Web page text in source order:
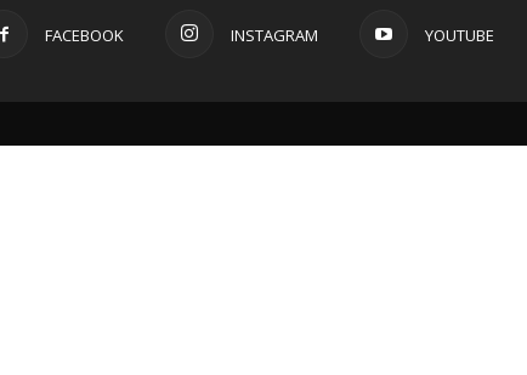
FACEBOOK INSTAGRAM YOUTUBE